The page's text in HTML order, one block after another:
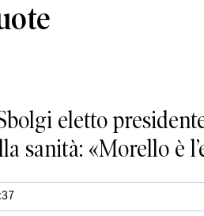
eletto
sanità: «Morello è